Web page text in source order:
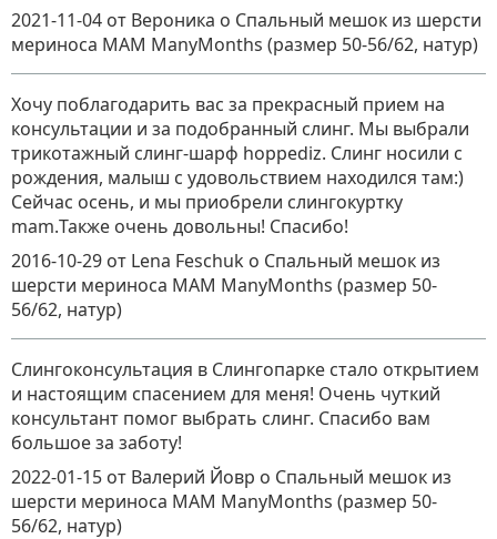
2021-11-04 от Вероника о Спальный мешок из шерсти
мериноса MAM ManyMonths (размер 50-56/62, натур)
Хочу поблагодарить вас за прекрасный прием на
консультации и за подобранный слинг. Мы выбрали
трикотажный слинг-шарф hoppediz. Слинг носили с
рождения, малыш с удовольствием находился там:)
Сейчас осень, и мы приобрели слингокуртку
mam.Также очень довольны! Спасибо!
2016-10-29 от Lena Feschuk о Спальный мешок из
шерсти мериноса MAM ManyMonths (размер 50-
56/62, натур)
Слингоконсультация в Слингопарке стало открытием
и настоящим спасением для меня! Очень чуткий
консультант помог выбрать слинг. Спасибо вам
большое за заботу!
2022-01-15 от Валерий Йовр о Спальный мешок из
шерсти мериноса MAM ManyMonths (размер 50-
56/62, натур)